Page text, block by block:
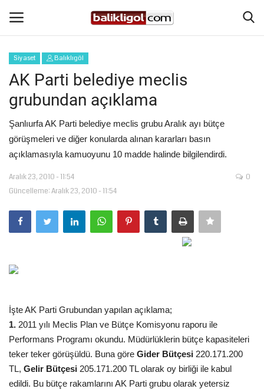
Giriş Yap
Anasayfa
Köşe Yazıları
Şanlıurfa
Eğitim
Tekno Bilim
Ekonomi
Siyaset
Siyaset Balıklıgöl
AK Parti belediye meclis
grubundan açıklama
Şanlıurfa AK Parti belediye meclis grubu Aralık ayı bütçe
görüşmeleri ve diğer konularda alınan kararları basın
açıklamasıyla kamuoyunu 10 madde halinde bilgilendirdi.
Aralık 23, 2010 - 11:54
Güncelleme: Aralık 23, 2010 - 11:54
0
İşte AK Parti Grubundan yapılan açıklama;
1. 2011 yılı Meclis Plan ve Bütçe Komisyonu raporu ile
Performans Programı okundu. Müdürlüklerin bütçe kapasiteleri
teker teker görüşüldü. Buna göre Gider Bütçesi 220.171.200
TL, Gelir Bütçesi 205.171.200 TL olarak oy birliği ile kabul
edildi. Bu bütçe rakamlarını AK Parti grubu olarak yetersiz